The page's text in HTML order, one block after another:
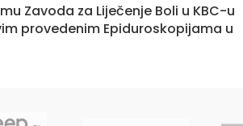
Zavoda za Liječenje Boli u KBC-u
provedenim Epiduroskopijama u